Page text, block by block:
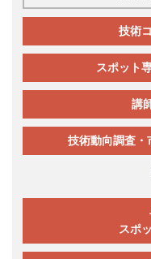
技術
スポット
講
技術動向調査・
スポ